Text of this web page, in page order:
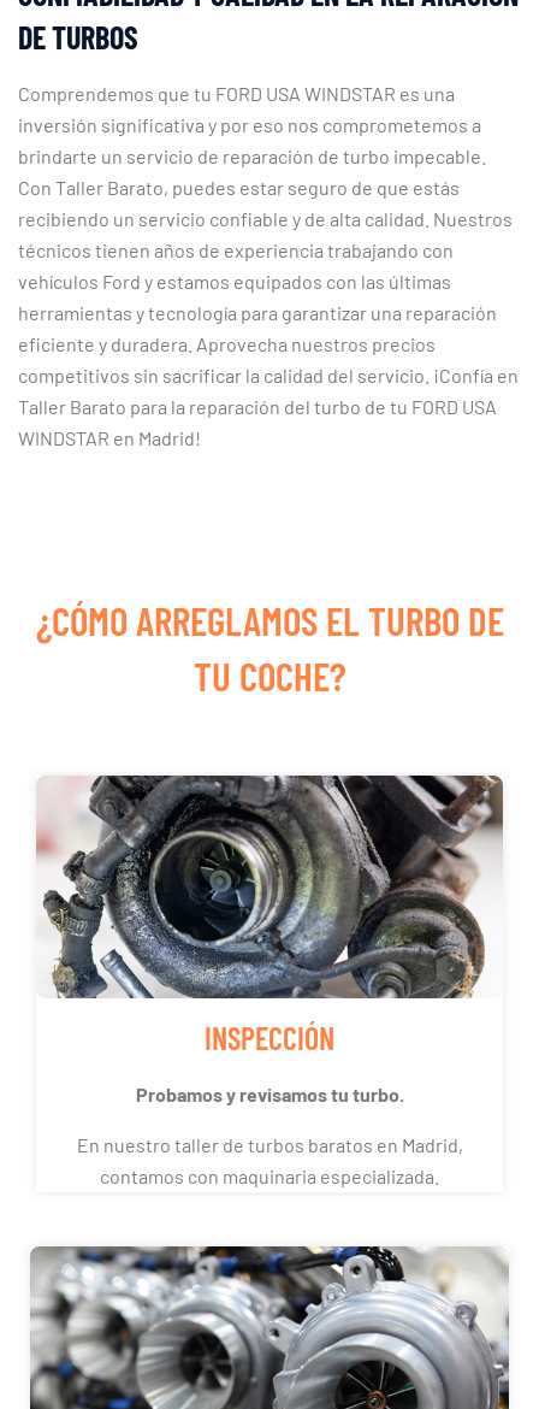
DE TURBOS
Comprendemos que tu FORD USA WINDSTAR es una
inversión significativa y por eso nos comprometemos a
brindarte un servicio de reparación de turbo impecable.
Con Taller Barato, puedes estar seguro de que estás
recibiendo un servicio confiable y de alta calidad. Nuestros
técnicos tienen años de experiencia trabajando con
vehículos Ford y estamos equipados con las últimas
herramientas y tecnología para garantizar una reparación
eficiente y duradera. Aprovecha nuestros precios
competitivos sin sacrificar la calidad del servicio. ¡Confía en
Taller Barato para la reparación del turbo de tu FORD USA
WINDSTAR en Madrid!
¿CÓMO ARREGLAMOS EL TURBO DE
TU COCHE?
INSPECCIÓN
Probamos y revisamos tu turbo.
En nuestro taller de turbos baratos en Madrid,
contamos con maquinaria especializada.